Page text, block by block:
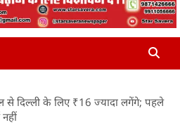
से दिल्ली के लिए ₹16 ज्यादा लगेंगे; पहले